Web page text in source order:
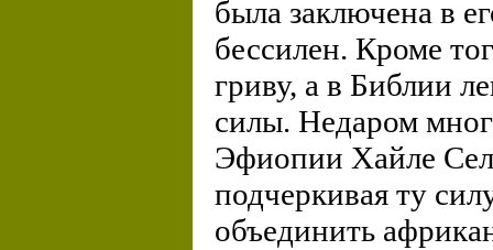
была заключена в
бессилен. Кроме
гриву, а в Библии
силы. Недаром
Эфиопии Хайле
подчеркивая ту
объединить